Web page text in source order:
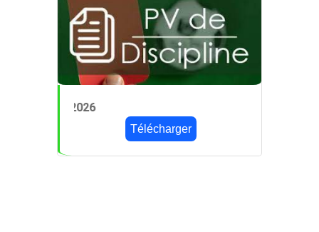
Télécharger